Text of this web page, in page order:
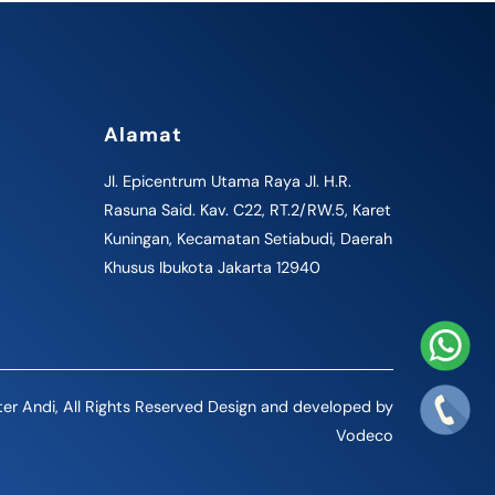
Alamat
Jl. Epicentrum Utama Raya Jl. H.R.
Rasuna Said. Kav. C22, RT.2/RW.5, Karet
Kuningan, Kecamatan Setiabudi, Daerah
Khusus Ibukota Jakarta 12940
Andi, All Rights Reserved Design and developed by
Vodeco